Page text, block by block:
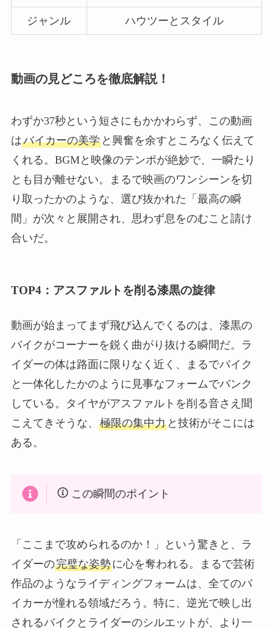
ジャンル ハウツーとスタイル
動画の見どころを徹底解説！
わずか37秒という短さにもかかわらず、この動画
はバイカーの美学と興奮を余すところなく伝えて
くれる。BGMと映像のテンポが絶妙で、一瞬たり
とも目が離せない。まるで映画のワンシーンを切
り取ったかのような、選び抜かれた「最高の瞬
間」が次々と展開され、思わず息をのむこと請け
合いだ。
TOP4：アスファルトを削る漆黒の旋律
動画が始まってまず飛び込んでくるのは、漆黒の
バイクがコーナーを鋭く曲がり抜ける瞬間だ。ラ
イダーの体は路面に限りなく近く、まるでバイク
と一体化したかのように見事なフォームでバンク
している。タイヤがアスファルトを削る音さえ聞
こえてきそうな、 極限の集中力と技術がそこには
ある。
この瞬間のポイント
「ここまで攻められるのか！」という驚きと、ラ
イダーの完璧な姿勢に心を奪われる。まるで芸術
作品のようなライディングフォームは、全てのバ
イカーが憧れる領域だろう。特に、逆光で映し出
されるバイクとライダーのシルエットが、より一